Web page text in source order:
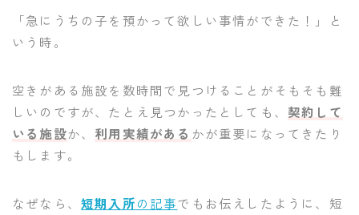
「急にうちの子を預かって欲しい事情ができた！」と
いう時。
空きがある施設を数時間で見つけることがそもそも難
しいのですが、たとえ見つかったとしても、 契約して
いる施設か、 利用実績がある かが重要になってきたり
もします。
なぜなら、 短期入所の記事でもお伝えしたように、短